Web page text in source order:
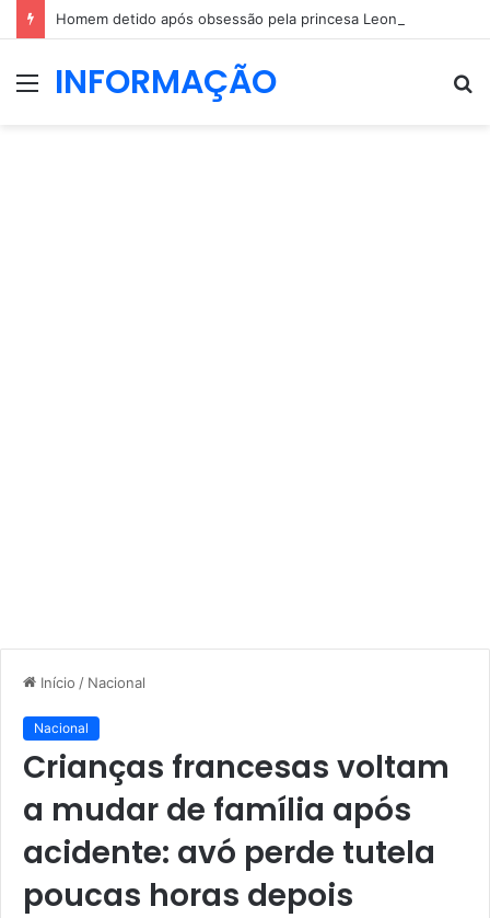
MenuINFORMAÇÃO
Início / Nacional
Nacional
Crianças francesas voltam
a mudar de família após
acidente: avó perde tutela
poucas horas depois